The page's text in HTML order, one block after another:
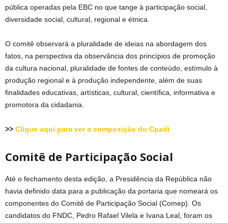
pública operadas pela EBC no que tange à participação social,
diversidade social, cultural, regional e étnica.
O comitê observará a pluralidade de ideias na abordagem dos
fatos, na perspectiva da observância dos princípios de promoção
da cultura nacional, pluralidade de fontes de conteúdo, estímulo à
produção regional e à produção independente, além de suas
finalidades educativas, artísticas, cultural, científica, informativa e
promotora da cidadania.
>> Clique aqui para ver a composição do Cpadi
Comitê de Participação Social
Até o fechamento desta edição, a Presidência da República não
havia definido data para a publicação da portaria que nomeará os
componentes do Comitê de Participação Social (Comep). Os
candidatos do FNDC, Pedro Rafael Vilela e Ivana Leal, foram os